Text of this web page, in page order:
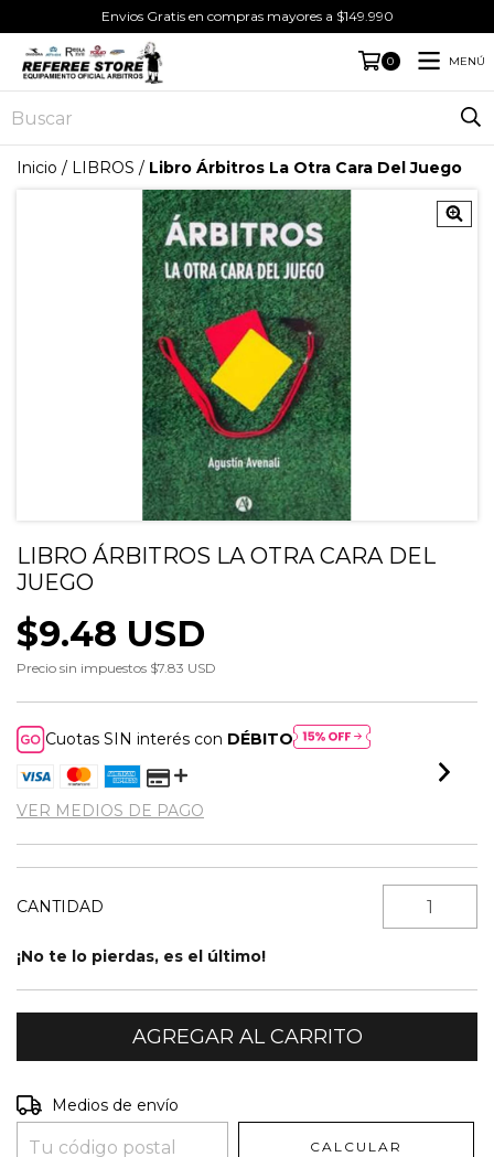
Envios Gratis en compras mayores a $149.990
0 MENÚ
Inicio / LIBROS / Libro Árbitros La Otra Cara Del Juego
LIBRO ÁRBITROS LA OTRA CARA DEL
JUEGO
$9.48 USD
Precio sin impuestos $7.83 USD
Cuotas SIN interés con DÉBITO
VER MEDIOS DE PAGO
CANTIDAD
¡No te lo pierdas, es el último!
Entregas para el CP:
Medios de envío
CALCULAR